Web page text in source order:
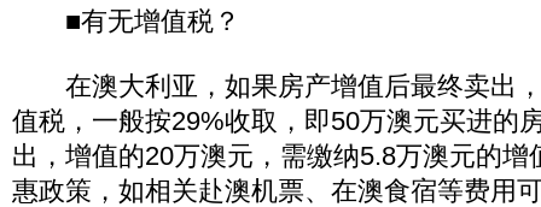
■有无增值税？
在澳大利亚，如果房产增值后最终卖出
值税，一般按29%收取，即50万澳元买进的
出，增值的20万澳元，需缴纳5.8万澳元的增
惠政策，如相关赴澳机票、在澳食宿等费用